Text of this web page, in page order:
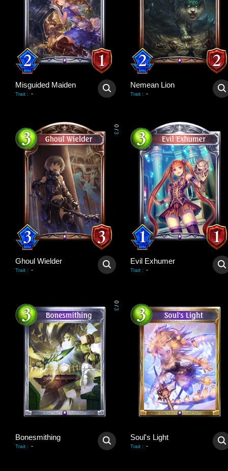
Misguided Maiden
Trait : -
Nemean Lion
Trait : -
0
/
3
Ghoul Wielder
Trait : -
Evil Exhumer
Trait : -
0
/
3
Bonesmithing
Trait : -
Soul's Light
Trait : -